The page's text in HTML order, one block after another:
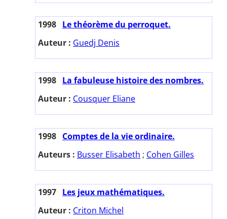
1998 Le théorème du perroquet.
Auteur : Guedj Denis
1998 La fabuleuse histoire des nombres.
Auteur : Cousquer Eliane
1998 Comptes de la vie ordinaire.
Auteurs : Busser Elisabeth ; Cohen Gilles
1997 Les jeux mathématiques.
Auteur : Criton Michel